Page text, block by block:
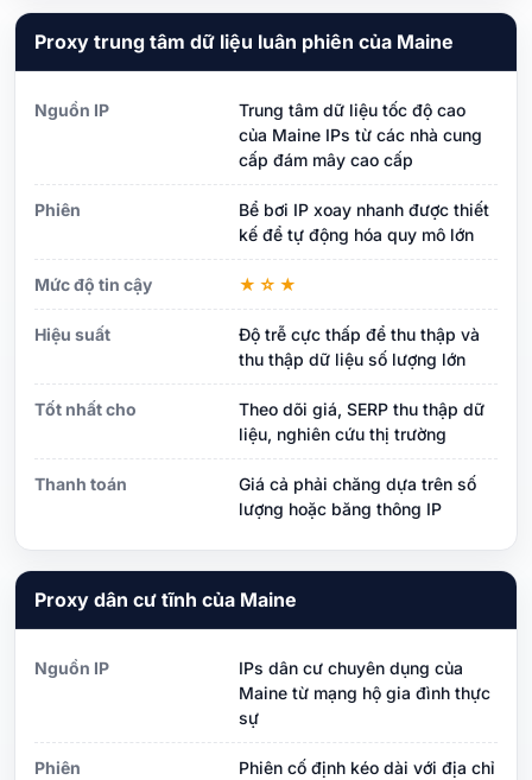
Proxy trung tâm dữ liệu luân phiên của Maine
Nguồn IP
Trung tâm dữ liệu tốc độ cao
của Maine IPs từ các nhà cung
cấp đám mây cao cấp
Phiên
Bể bơi IP xoay nhanh được thiết
kế để tự động hóa quy mô lớn
Mức độ tin cậy ★☆★
Hiệu suất
Độ trễ cực thấp để thu thập và
thu thập dữ liệu số lượng lớn
Tốt nhất cho
Theo dõi giá, SERP thu thập dữ
liệu, nghiên cứu thị trường
Thanh toán
Giá cả phải chăng dựa trên số
lượng hoặc băng thông IP
Proxy dân cư tĩnh của Maine
Nguồn IP
IPs dân cư chuyên dụng của
Maine từ mạng hộ gia đình thực
sự
Phiên
Phiên cố định kéo dài với địa chỉ